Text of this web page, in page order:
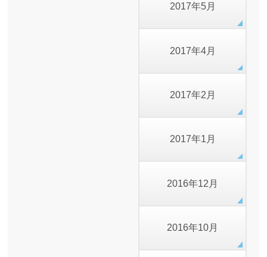
2017年5月
2017年4月
2017年2月
2017年1月
2016年12月
2016年10月